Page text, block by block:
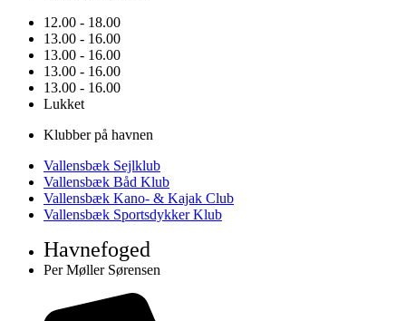
12.00 - 18.00
13.00 - 16.00
13.00 - 16.00
13.00 - 16.00
13.00 - 16.00
Lukket
Klubber på havnen
Vallensbæk Sejlklub
Vallensbæk Båd Klub
Vallensbæk Kano- & Kajak Club
Vallensbæk Sportsdykker Klub
Havnefoged
Per Møller Sørensen